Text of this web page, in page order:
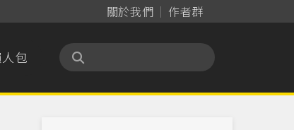
關於我們 作者群
包